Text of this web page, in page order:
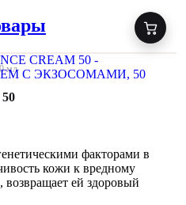
мл
факторами в
кожи к вредному
ей здоровый